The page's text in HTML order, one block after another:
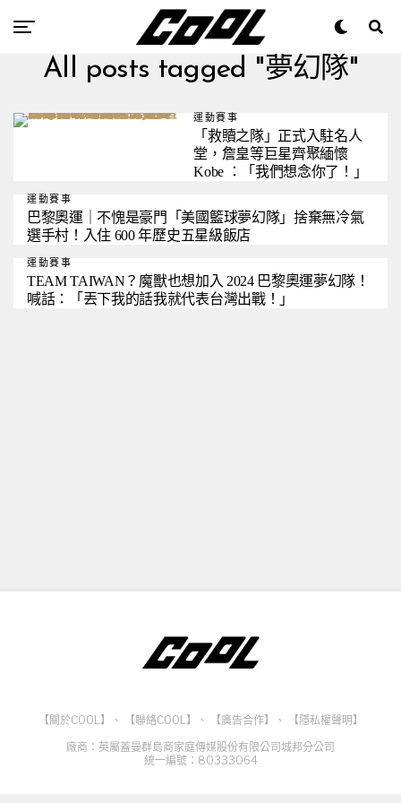
All posts tagged "夢幻隊"
運動賽事
「救贖之隊」正式入駐名人
堂，詹皇等巨星齊聚緬懷
Kobe ：「我們想念你了！」
運動賽事
巴黎奧運｜不愧是豪門「美國籃球夢幻隊」捨棄無冷氣
選手村！入住 600 年歷史五星級飯店
運動賽事
TEAM TAIWAN？魔獸也想加入 2024 巴黎奧運夢幻隊！
喊話：「丟下我的話我就代表台灣出戰！」
【關於COOL】 、 【聯絡COOL】 、 【廣告合作】 、
【隱私權聲明】
廠商：英屬蓋曼群島商家庭傳媒股份有限公司城邦分公司
統一編號：80333064